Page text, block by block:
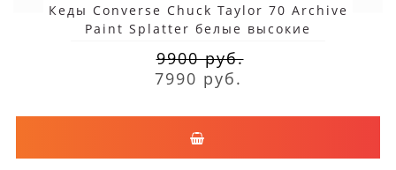
Кеды Converse Chuck Taylor 70 Archive
Paint Splatter белые высокие
9900 руб.
7990 руб.